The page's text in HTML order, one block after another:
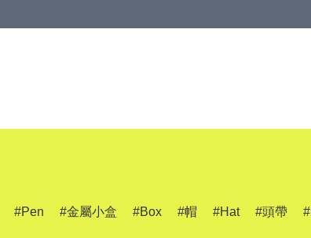
Pen 金屬小盒 Box 帽 Hat 頭帶